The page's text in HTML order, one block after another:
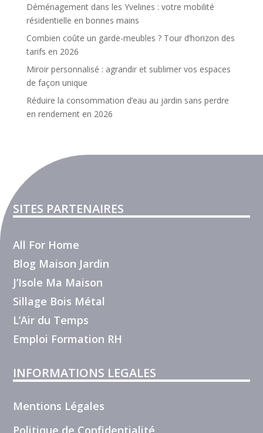
Déménagement dans les Yvelines : votre mobilité
résidentielle en bonnes mains
Combien coûte un garde-meubles ? Tour d’horizon des
tarifs en 2026
Miroir personnalisé : agrandir et sublimer vos espaces
de façon unique
Réduire la consommation d’eau au jardin sans perdre
en rendement en 2026
SITES PARTENAIRES
All For Home
Blog Maison Jardin
J’Isole Ma Maison
Sillage Bois Métal
L’Air du Temps
Emploi Formation RH
INFORMATIONS LEGALES
Mentions Légales
Politique de Confidentialité